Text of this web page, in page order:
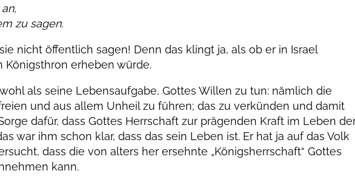
zu sagen.
nicht öffentlich sagen! Denn das klingt ja, als ob er in Israel
Königsthron erheben würde.
als seine Lebensaufgabe, Gottes Willen zu tun: nämlich die
und aus allem Unheil zu führen; das zu verkünden und damit
dafür, dass Gottes Herrschaft zur prägenden Kraft im Leben
war ihm schon klar, dass das sein Leben ist. Er hat ja auf das Volk
dass die von alters her ersehnte „Königsherrschaft“ Gottes
kann.